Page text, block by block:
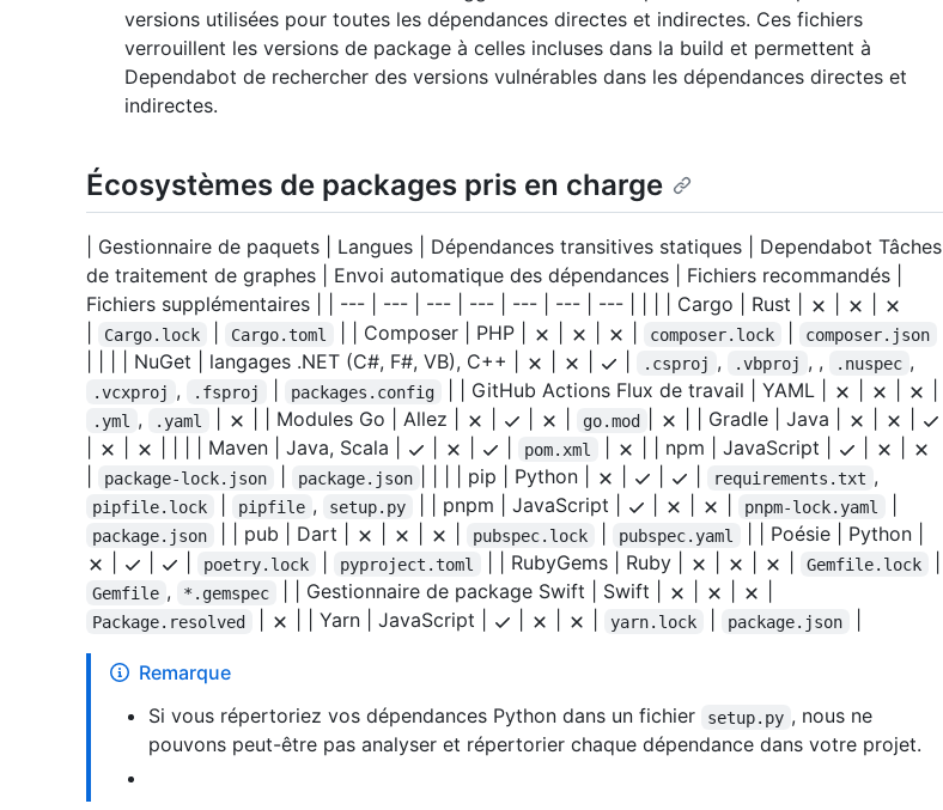
versions utilisées pour toutes les dépendances directes et indirectes. Ces fichiers
verrouillent les versions de package à celles incluses dans la build et permettent à
Dependabot de rechercher des versions vulnérables dans les dépendances directes et
indirectes.
Écosystèmes de packages pris en charge
| Gestionnaire de paquets | Langues | Dépendances transitives statiques | Dependabot Tâches
de traitement de graphes | Envoi automatique des dépendances | Fichiers recommandés |
Fichiers supplémentaires | | --- | --- | --- | --- | --- | --- | --- | | | | Cargo | Rust |
Cargo.lock Cargo.toml | | Composer | PHP | composer.lock composer.json
| | | | NuGet | langages .NET (C#, F#, VB), C++ | .csproj , .vbproj , , .nuspec ,
.vcxproj , .fsproj packages.config | | GitHub Actions Flux de travail | YAML |
.yml , .yaml | | Modules Go | Allez | go.mod | | Gradle | Java |
| | | | Maven | Java, Scala | pom.xml | | npm | JavaScript |
package-lock.json package.json | | | | pip | Python | requirements.txt ,
pipfile.lock pipfile , setup.py | | pnpm | JavaScript | pnpm-lock.yaml
package.json | | pub | Dart | pubspec.lock pubspec.yaml
| | Poésie | Python |
poetry.lock pyproject.toml | | RubyGems | Ruby | Gemfile.lock
Gemfile , *.gemspec | | Gestionnaire de package Swift | Swift |
Package.resolved | | Yarn | JavaScript | yarn.lock package.json
Remarque
Si vous répertoriez vos dépendances Python dans un fichier
setup.py , nous ne
pouvons peut-être pas analyser et répertorier chaque dépendance dans votre projet.